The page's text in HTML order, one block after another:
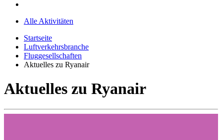
Alle Aktivitäten
Startseite
Luftverkehrsbranche
Fluggesellschaften
Aktuelles zu Ryanair
Aktuelles zu Ryanair